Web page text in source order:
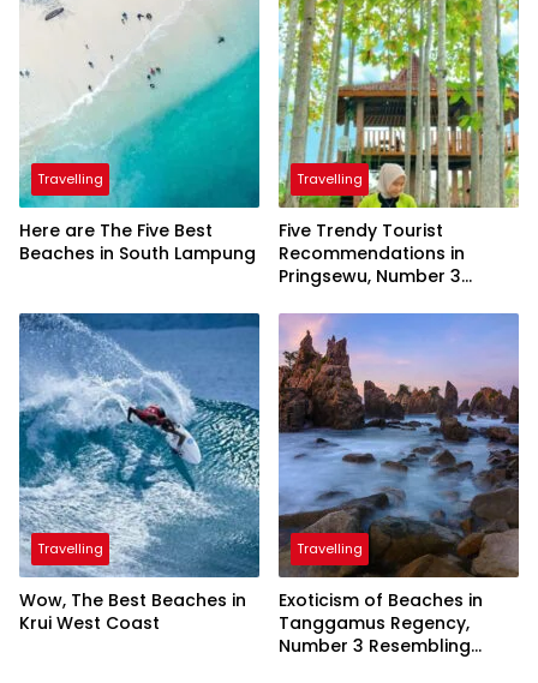
Travelling
Here are The Five Best
Beaches in South Lampung
Travelling
Five Trendy Tourist
Recommendations in
Pringsewu, Number 3
President
Travelling
Wow, The Best Beaches in
Krui West Coast
Travelling
Exoticism of Beaches in
Tanggamus Regency,
Number 3 Resembling